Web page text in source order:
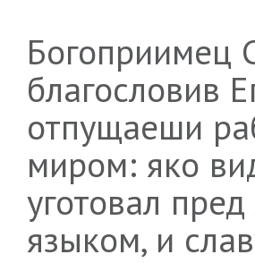
Богоприимец
благословив
отпущаеши
миром: яко
уготовал
языком, и